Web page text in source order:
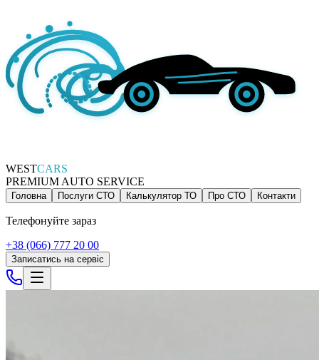
WESTCARS
PREMIUM AUTO SERVICE
Головна Послуги СТО Калькулятор ТО Про СТО Контакти
Телефонуйте зараз
+38 (066) 777 20 00
Записатись на сервіс